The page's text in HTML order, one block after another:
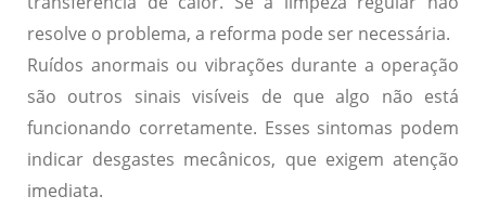
resolve o problema, a reforma pode ser necessária.
Ruídos anormais ou vibrações durante a operação
são outros sinais visíveis de que algo não está
funcionando corretamente. Esses sintomas podem
indicar desgastes mecânicos, que exigem atenção
imediata.